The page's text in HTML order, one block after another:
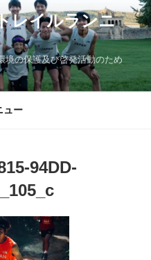
レイルランニ
境の保護及び啓発活動のため
ュー
94DD-